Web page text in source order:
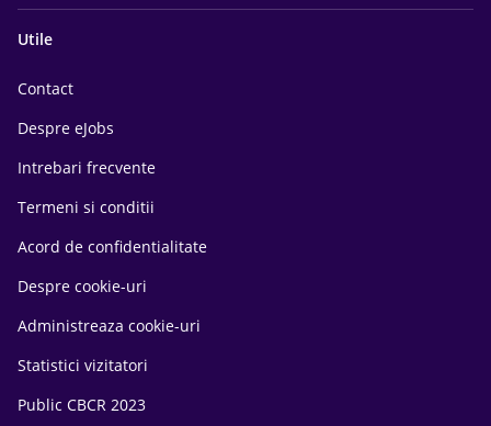
Utile
Contact
Despre eJobs
Intrebari frecvente
Termeni si conditii
Acord de confidentialitate
Despre cookie-uri
Administreaza cookie-uri
Statistici vizitatori
Public CBCR 2023